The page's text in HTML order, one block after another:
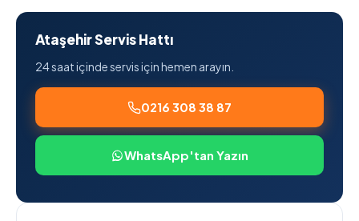
Ataşehir Servis Hattı
24 saat içinde servis için hemen arayın.
0216 308 38 87
WhatsApp'tan Yazın